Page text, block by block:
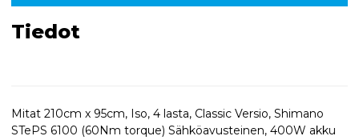
Tiedot
Mitat 210cm x 95cm, Iso, 4 lasta, Classic Versio, Shimano
STePS 6100 (60Nm torque) Sähköavusteinen, 400W akku